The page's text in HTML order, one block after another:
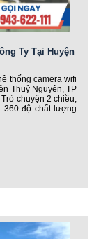
Ty Tại Huyện
thống camera wifi
Thuỷ Nguyên, TP
chuyện 2 chiều,
360 độ chất lượng